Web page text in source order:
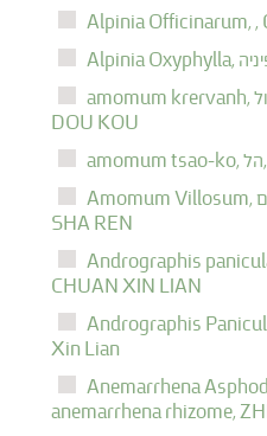
Alpinia Officinarum, ,
Alpinia Oxyphylla,
amomum krervanh,
DOU KOU
amomum tsao-ko,
הל,
Amomum Villosum,
SHA REN
Andrographis
CHUAN XIN LIAN
Andrographis
Xin Lian
Anemarrhena
anemarrhena rhizome,